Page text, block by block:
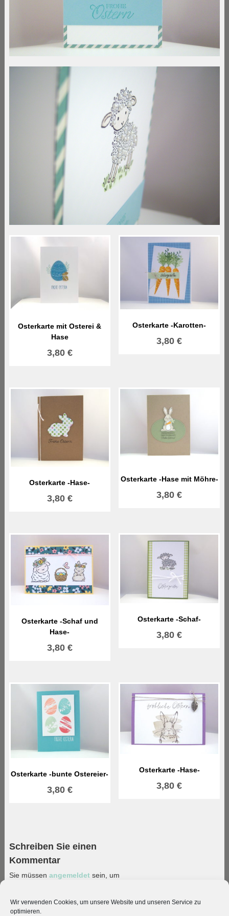
Wir verwenden Cookies, um unsere Website und unseren Service zu
optimieren.
Osterkarte mit Osterei &
Hase
3,80 €
Osterkarte -Karotten-
3,80€
Osterkarte -Hase-
3,80 €
Osterkarte -Hase mit Möhre-
3,80€
Osterkarte -Schaf und
Hase-
3,80 €
Osterkarte -Schaf-
3,80€
Osterkarte -bunte Ostereier-
3,80 €
Osterkarte -Hase-
3,80€
Schreiben Sie einen
Kommentar
Sie müssen angemeldetsein, um